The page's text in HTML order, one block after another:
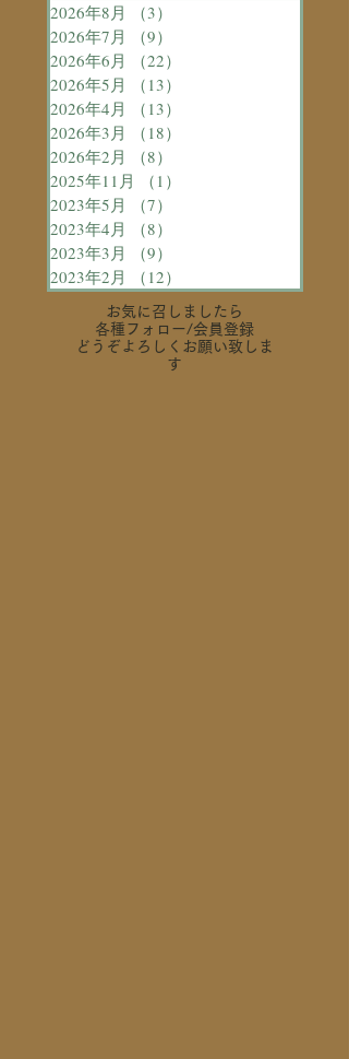
2026年8月 （3）
2026年7月
（9）
2026年6月
（22）
2026年5月
（13）
2026年4月
（13）
2026年3月
（18）
2026年2月
（8）
2025年11月
（1）
2023年5月
（7）
2023年4月
（8）
2023年3月
（9）
2023年2月
（12）
お気に召しましたら
各種フォロー/会員登録
どうぞよろしくお願い致しま
す